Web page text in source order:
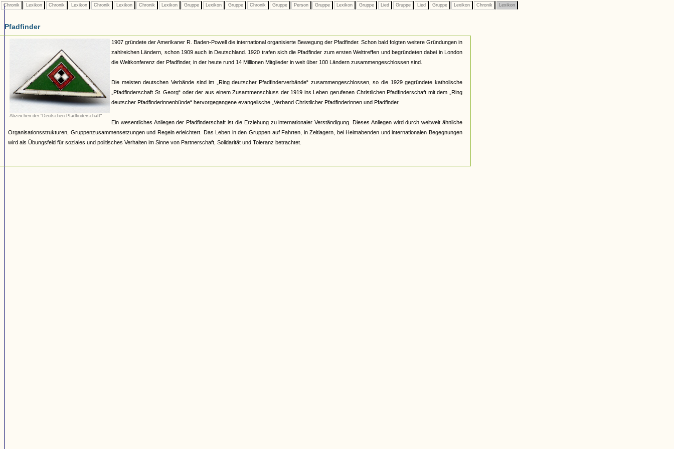
Chronik Lexikon Chronik Lexikon Chronik Lexikon Chronik Lexikon Gruppe Lexikon Gruppe Chronik Gruppe Person Gruppe Lexikon Gruppe Lied Gruppe Lied Gruppe Lexikon Chronik Lexikon
Pfadfinder
Abzeichen der "Deutschen Pfadfinderschaft"
1907 gründete der Amerikaner R. Baden-Powell die international organisierte Bewegung der Pfadfinder. Schon bald folgten weitere Gründungen in
zahlreichen Ländern, schon 1909 auch in Deutschland. 1920 trafen sich die Pfadfinder zum ersten Welttreffen und begründeten dabei in London
die Weltkonferenz der Pfadfinder, in der heute rund 14 Millionen Mitglieder in weit über 100 Ländern zusammengeschlossen sind.
Die meisten deutschen Verbände sind im „Ring deutscher Pfadfinderverbände“ zusammengeschlossen, so die 1929 gegründete katholische
„Pfadfinderschaft St. Georg“ oder der aus einem Zusammenschluss der 1919 ins Leben gerufenen Christlichen Pfadfinderschaft mit dem „Ring
deutscher Pfadfinderinnenbünde“ hervorgegangene evangelische „Verband Christlicher Pfadfinderinnen und Pfadfinder.
Ein wesentliches Anliegen der Pfadfinderschaft ist die Erziehung zu internationaler Verständigung. Dieses Anliegen wird durch weltweit ähnliche
Organisationsstrukturen, Gruppenzusammensetzungen und Regeln erleichtert. Das Leben in den Gruppen auf Fahrten, in Zeltlagern, bei Heimabenden und internationalen Begegnungen
wird als Übungsfeld für soziales und politisches Verhalten im Sinne von Partnerschaft, Solidarität und Toleranz betrachtet.